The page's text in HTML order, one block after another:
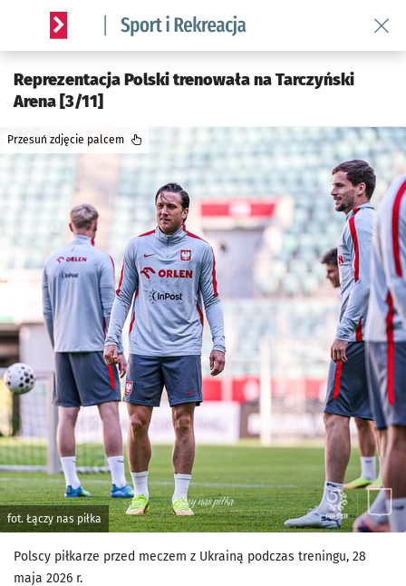
Serwis informacyjny wroclaw.pl podserwis: Sport i rekreacja
Reprezentacja Polski trenowała na Tarczyński
Arena [3/11]
fot. Łączy nas piłka
Przesuń zdjęcie palcem
Polscy piłkarze przed meczem z Ukrainą podczas treningu, 28
maja 2026 r.